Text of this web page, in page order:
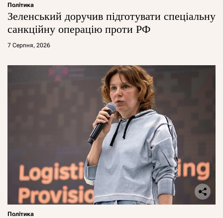
Політика
Зеленський доручив підготувати спеціальну
санкційну операцію проти РФ
7 Серпня, 2026
Політика